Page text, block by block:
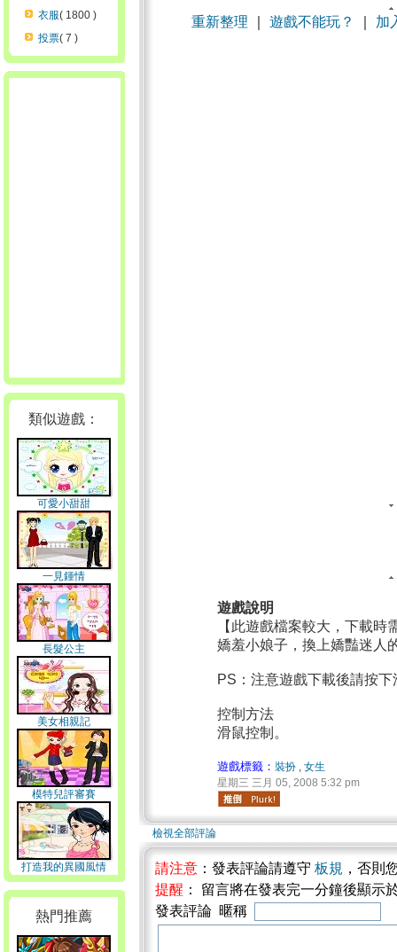
衣服( 1800 )
投票( 7 )
類似遊戲：
可愛小甜甜
一見鍾情
長髮公主
美女相親記
模特兒評審賽
打造我的異國風情
熱門推薦
重新整理 遊戲不能玩？ 加
遊戲說明
【此遊戲檔案較大，下載
嬌羞小娘子，換上嬌豔迷人
PS：注意遊戲下載後請按
控制方法
滑鼠控制。
遊戲標籤：裝扮 ,女生
星期三 三月 05, 2008 5:32 pm
檢視全部評論
請注意 ：發表評論請遵守 板規 ，否則
提醒 ： 留言將在發表完一分鐘後顯示
發表評論 暱稱